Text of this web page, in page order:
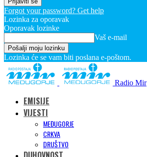
Forgot your password? Get help
Lozinka za oporavak
Oporavak lozinke
Vaš e-mail
Lozinka će se vam biti poslana e-poštom.
Radio Mir
EMISIJE
VIJESTI
MEĐUGORJE
CRKVA
DRUŠTVO